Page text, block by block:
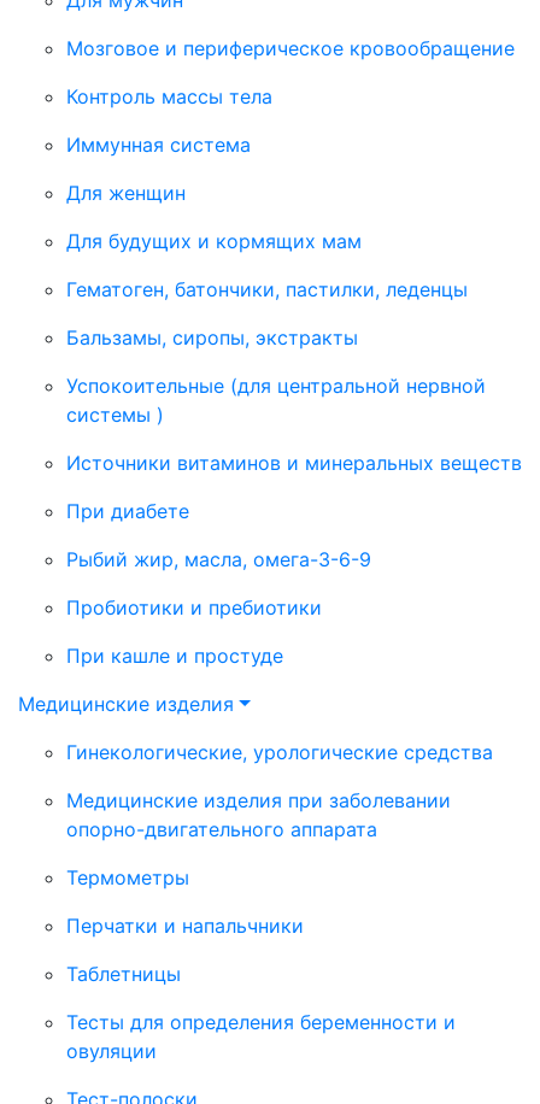
Мозговое и периферическое кровообращение
Контроль массы тела
Иммунная система
Для женщин
Для будущих и кормящих мам
Гематоген, батончики, пастилки, леденцы
Бальзамы, сиропы, экстракты
Успокоительные (для центральной нервной
системы )
Источники витаминов и минеральных веществ
При диабете
Рыбий жир, масла, омега-3-6-9
Пробиотики и пребиотики
При кашле и простуде
Медицинские изделия
Гинекологические, урологические средства
Медицинские изделия при заболевании
опорно-двигательного аппарата
Термометры
Перчатки и напальчники
Таблетницы
Тесты для определения беременности и
овуляции
Тест-полоски